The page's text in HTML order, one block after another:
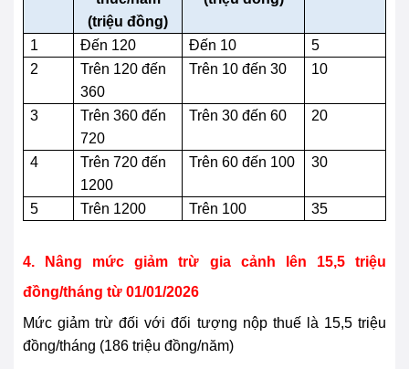
(triệu đồng)
1 Đến 120 Đến 10
5
2
Trên 120 đến
360
Trên 10 đến 30 10
3
Trên 360 đến
720
Trên 30 đến 60 20
4
Trên 720 đến
1200
Trên 60 đến 100 30
5 Trên 1200 Trên 100 35
4. Nâng mức giảm trừ gia cảnh lên 15,5 triệu
đồng/tháng từ 01/01/2026
Mức giảm trừ đối với đối tượng nộp thuế là 15,5 triệu
đồng/tháng (186 triệu đồng/năm)